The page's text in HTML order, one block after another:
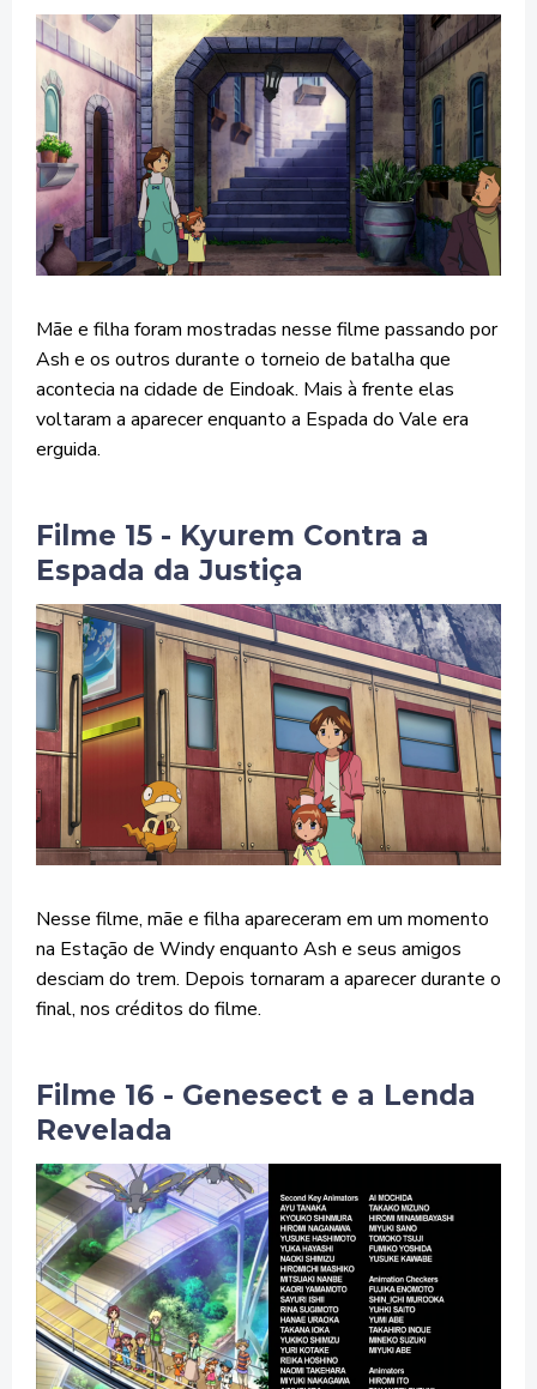
Mãe e filha foram mostradas nesse filme passando por
Ash e os outros durante o torneio de batalha que
acontecia na cidade de Eindoak. Mais à frente elas
voltaram a aparecer enquanto a Espada do Vale era
erguida.
Filme 15 - Kyurem Contra a
Espada da Justiça
Nesse filme, mãe e filha apareceram em um momento
na Estação de Windy enquanto Ash e seus amigos
desciam do trem. Depois tornaram a aparecer durante o
final, nos créditos do filme.
Filme 16 - Genesect e a Lenda
Revelada